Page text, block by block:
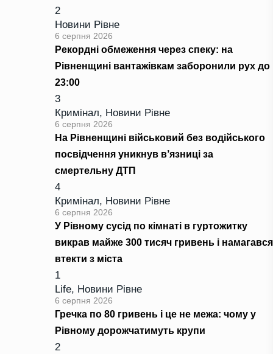
2
Новини Рівне
6 серпня 2026
Рекордні обмеження через спеку: на
Рівненщині вантажівкам заборонили рух до
23:00
3
Кримінал, Новини Рівне
6 серпня 2026
На Рівненщині військовий без водійського
посвідчення уникнув в’язниці за
смертельну ДТП
4
Кримінал, Новини Рівне
6 серпня 2026
У Рівному сусід по кімнаті в гуртожитку
викрав майже 300 тисяч гривень і намагався
втекти з міста
1
Life, Новини Рівне
6 серпня 2026
Гречка по 80 гривень і це не межа: чому у
Рівному дорожчатимуть крупи
2